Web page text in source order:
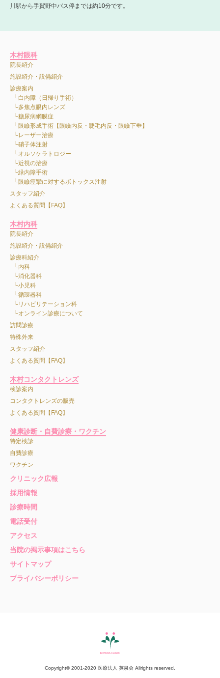
川駅から手賀野中バス停までは約10分です。
木村眼科
院長紹介
施設紹介・設備紹介
診療案内
白内障（日帰り手術）
多焦点眼内レンズ
糖尿病網膜症
眼瞼形成手術【眼瞼内反・睫毛内反・眼瞼下垂】
レーザー治療
硝子体注射
オルソケラトロジー
近視の治療
緑内障手術
眼瞼痙攣に対するボトックス注射
スタッフ紹介
よくある質問【FAQ】
木村内科
院長紹介
施設紹介・設備紹介
診療科紹介
内科
消化器科
小児科
循環器科
リハビリテーション科
オンライン診療について
訪問診療
特殊外来
スタッフ紹介
よくある質問【FAQ】
木村コンタクトレンズ
検診案内
コンタクトレンズの販売
よくある質問【FAQ】
健康診断・自費診療・ワクチン
特定検診
自費診療
ワクチン
クリニック広報
採用情報
診療時間
電話受付
アクセス
当院の掲示事項はこちら
サイトマップ
プライバシーポリシー
Copyright© 2001-2020 医療法人 英泉会 Allrights reserved.